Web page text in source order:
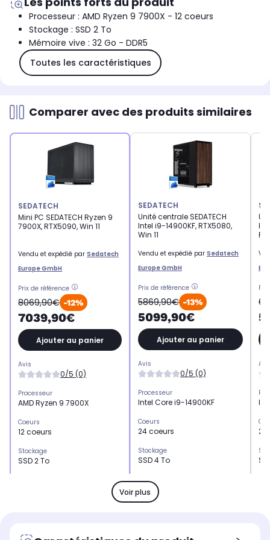
Processeur : AMD Ryzen 9 7900X - 12 coeurs
Stockage : SSD 2 To
Mémoire vive : 32 Go - DDR5
Toutes les caractéristiques
Comparer avec des produits similaires
SEDATECH
Mini PC SEDATECH Ryzen 9
7900X, RTX5090, Win 11
Vendu et expédié par Sedatech
Europe GmbH
Prix de référence
8069,90€ -12%
7039,90€
Ajouter au panier
Avis
0/5 (0)
Processeur
AMD Ryzen 9 7900X
Coeurs
12 coeurs
Stockage
SSD 2 To
Référence du processeur
SEDATECH
Unité centrale SEDATECH
Intel i9-14900KF, RTX5080,
Win 11
Vendu et expédié par Sedatech
Europe GmbH
Prix de référence
5869,90€ -13%
5099,90€
Ajouter au panier
Avis
0/5 (0)
Processeur
Intel Core i9-14900KF
Coeurs
24 coeurs
Stockage
SSD 4 To
Mémoire vive
128 Go
Référence du processeur
24
Voir plus